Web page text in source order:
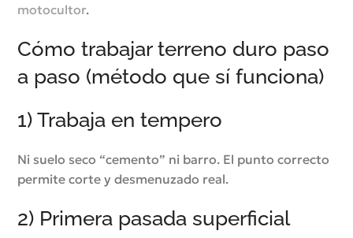
motocultor.
Cómo trabajar terreno duro paso
a paso (método que sí funciona)
1) Trabaja en tempero
Ni suelo seco “cemento” ni barro. El punto correcto
permite corte y desmenuzado real.
2) Primera pasada superficial